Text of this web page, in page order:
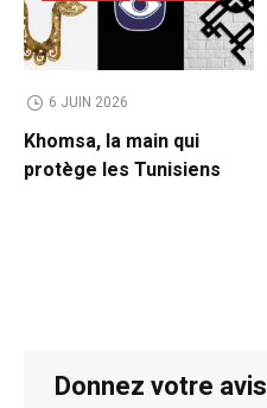
6 JUIN 2026
Khomsa, la main qui
protège les Tunisiens
Donnez votre avis